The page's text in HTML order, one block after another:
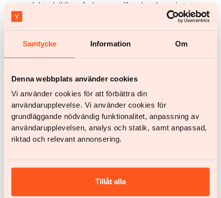
Samtycke Information Om
Denna webbplats använder cookies
Vi använder cookies för att förbättra din
användarupplevelse. Vi använder cookies för
grundläggande nödvändig funktionalitet, anpassning av
användarupplevelsen, analys och statik, samt anpassad,
riktad och relevant annonsering.
Tillåt alla
produktudvikling, forbrugeradfærd og langsigtet
vaneudvikling. Jeg sigter mod at gøre
støtter mennesker i at opretholde et bæredygtigt
velvære.
Artikler afJohan Calmerskog
Ingen artikler fundet.
Alle artikler